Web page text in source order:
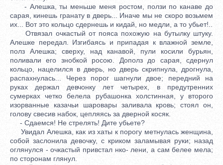
- Алешка, ты меньше меня ростом, ползи по канаве до
сарая, кинешь гранату в дверь... Иначе мы не скоро возьмем
их... Вот это кольцо сдернешь и кидай, но медли, а то убьет!..
Отвязал очкастый от пояса похожую на бутылку штуку.
Алешке передал. Изгибаясь и припадая к влажной земле,
полз Алешка; сверху, над канавой, пули косили бурьян,
поливали его знобкой росою. Дополз до сарая, сдернул
кольцо, нацелился в дверь, но дверь скрипнула, дрогнула,
распахнулась... Через порог шагнули двое; передний на
руках держал девчонку лет четырех, в предутренних
сумерках четко белела рубашонка холстинная, у второго
изорванные казачьи шаровары заливала кровь; стоял он,
голову свесив набок, цепляясь за дверной косяк.
- Сдаемся! Не стрелять! Дите убьете?
Увидал Алешка, как из хаты к порогу метнулась женщина,
собой заслонила девочку, с криком заламывая руки; назад
оглянулся - очкастый привстал нко- лени, а сам белее мела;
по сторонам глянул.